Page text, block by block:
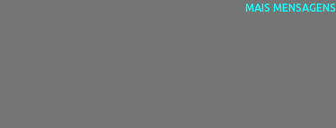
MAIS MENSAGENS